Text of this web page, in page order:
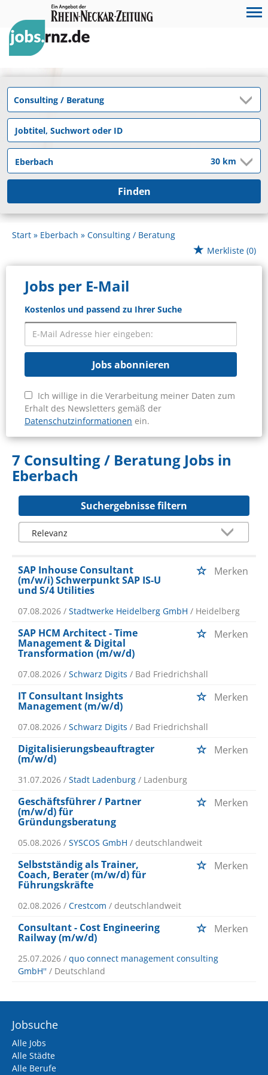
Finden
Start Eberbach
Consulting / Beratung
Merkliste (0)
Jobs per E-Mail
Kostenlos und passend zu Ihrer Suche
Jobs abonnieren
Ich willige in die Verarbeitung meiner Daten zum
Erhalt des Newsletters gemäß der
Datenschutzinformationen ein.
7 Consulting / Beratung Jobs in
Eberbach
Suchergebnisse filtern
SAP Inhouse Consultant
(m/w/i) Schwerpunkt SAP IS-U
und S/4 Utilities
Merken
07.08.2026 / Stadtwerke Heidelberg GmbH / Heidelberg
SAP HCM Architect - Time
Management & Digital
Transformation (m/w/d)
Merken
07.08.2026 / Schwarz Digits / Bad Friedrichshall
IT Consultant Insights
Management (m/w/d)
Merken
07.08.2026 / Schwarz Digits / Bad Friedrichshall
Digitalisierungsbeauftragter
(m/w/d)
Merken
31.07.2026 / Stadt Ladenburg / Ladenburg
Geschäftsführer / Partner
(m/w/d) für
Gründungsberatung
Merken
05.08.2026 / SYSCOS GmbH / deutschlandweit
Selbstständig als Trainer,
Coach, Berater (m/w/d) für
Führungskräfte
Merken
02.08.2026 / Crestcom / deutschlandweit
Consultant - Cost Engineering
Railway (m/w/d)
Merken
25.07.2026 / quo connect management consulting
GmbH'' / Deutschland
Jobsuche
Alle Jobs
Alle Städte
Alle Berufe